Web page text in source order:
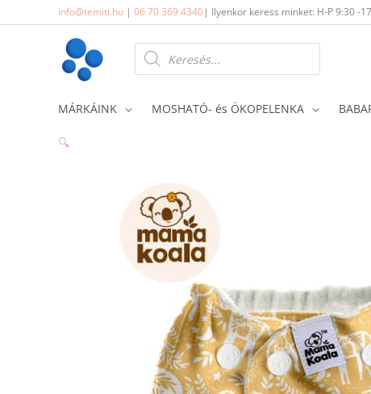
to
info@temiti.hu | 06 70 369 4340| Ilyenkor keress minket: H-P 9:30 -
Products
search
MÁRKÁINK MOSHATÓ- és ÖKOPELENKA
🔍